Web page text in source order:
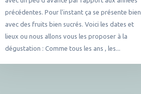
précédentes. Pour l'instant ça se présente bien
avec des fruits bien sucrés. Voici les dates et
lieux ou nous allons vous les proposer à la
dégustation : Comme tous les ans , les...